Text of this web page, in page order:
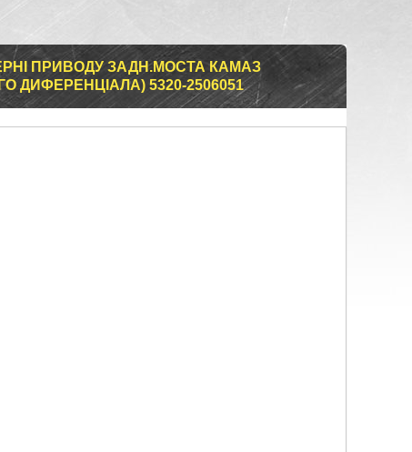
ПРИВОДУ ЗАДН.МОСТА КАМАЗ
ДИФЕРЕНЦІАЛА) 5320-2506051